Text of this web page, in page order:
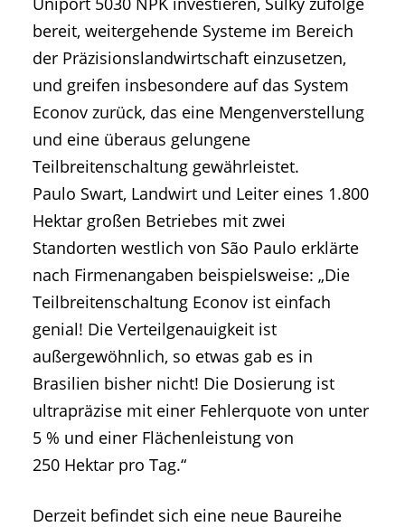
bereit, weitergehende Systeme im Bereich
der Präzisionslandwirtschaft einzusetzen,
und greifen insbesondere auf das System
Econov zurück, das eine Mengenverstellung
und eine überaus gelungene
Teilbreitenschaltung gewährleistet.
Paulo Swart, Landwirt und Leiter eines 1.800
Hektar großen Betriebes mit zwei
Standorten westlich von São Paulo erklärte
nach Firmenangaben beispielsweise: „Die
Teilbreitenschaltung Econov ist einfach
genial! Die Verteilgenauigkeit ist
außergewöhnlich, so etwas gab es in
Brasilien bisher nicht! Die Dosierung ist
ultrapräzise mit einer Fehlerquote von unter
5 % und einer Flächenleistung von
250 Hektar pro Tag.“
Derzeit befindet sich eine neue Baureihe